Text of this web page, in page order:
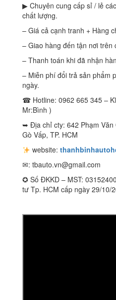
▶ Chuyên cung cấp sỉ / lẻ
chất lượng.
– Giá cả cạnh tranh + Hàng
– Giao hàng đến tận nơi trên
– Thanh toán khi đã nhận
– Miễn phí đổi trả sản phẩm
ngày.
☎ Hotline: 0962 665 345 –
Mr:Bình )
➥ Địa chỉ cty: 642 Phạm Văn
Gò Vấp, TP. HCM
website:
✉: tbauto.vn@gmail.com
✪ Số ĐKKD – MST:
tư Tp. HCM cấp ngày 29/10/